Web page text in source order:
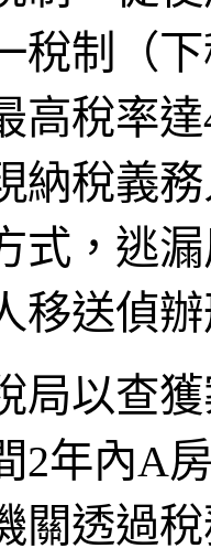
稅制（
高稅率
納稅義
式，逃
移送偵
局以查
2年內A
關透過